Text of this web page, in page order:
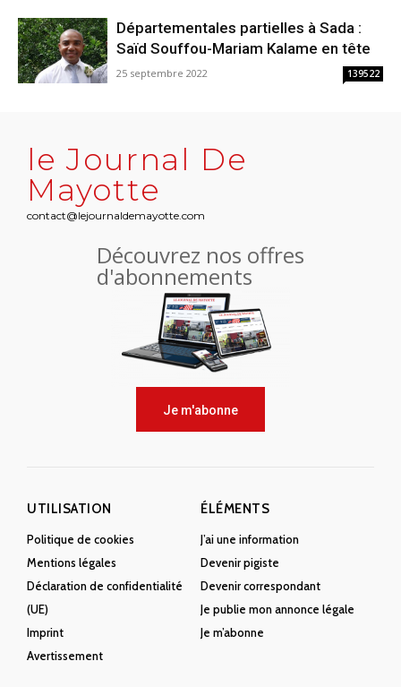
Départementales partielles à Sada :
Saïd Souffou-Mariam Kalame en tête
25 septembre 2022 139522
le Journal De
Mayotte
contact@lejournaldemayotte.com
Découvrez nos offres
d'abonnements
Je m'abonne
UTILISATION
Politique de cookies
Mentions légales
Déclaration de confidentialité
(UE)
Imprint
Avertissement
ÉLÉMENTS
J’ai une information
Devenir pigiste
Devenir correspondant
Je publie mon annonce légale
Je m’abonne